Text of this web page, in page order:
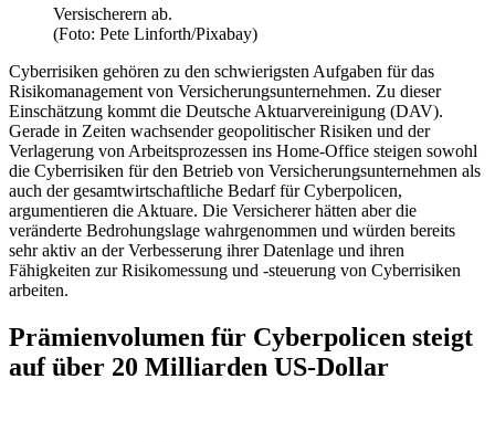
Versischerern ab.
(Foto: Pete Linforth/Pixabay)
Cyberrisiken gehören zu den schwierigsten Aufgaben für das
Risikomanagement von Versicherungsunternehmen. Zu dieser
Einschätzung kommt die Deutsche Aktuarvereinigung (DAV).
Gerade in Zeiten wachsender geopolitischer Risiken und der
Verlagerung von Arbeitsprozessen ins Home-Office steigen sowohl
die Cyberrisiken für den Betrieb von Versicherungsunternehmen als
auch der gesamtwirtschaftliche Bedarf für Cyberpolicen,
argumentieren die Aktuare. Die Versicherer hätten aber die
veränderte Bedrohungslage wahrgenommen und würden bereits
sehr aktiv an der Verbesserung ihrer Datenlage und ihren
Fähigkeiten zur Risikomessung und -steuerung von Cyberrisiken
arbeiten.
Prämienvolumen für Cyberpolicen steigt
auf über 20 Milliarden US-Dollar